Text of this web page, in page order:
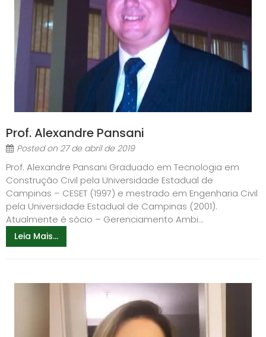
Prof. Alexandre Pansani
Posted on 27 de abril de 2019
Prof. Alexandre Pansani Graduado em Tecnologia em
Construção Civil pela Universidade Estadual de
Campinas – CESET (1997) e mestrado em Engenharia Civil
pela Universidade Estadual de Campinas (2001).
Atualmente é sócio – Gerenciamento Ambi...
Leia Mais...